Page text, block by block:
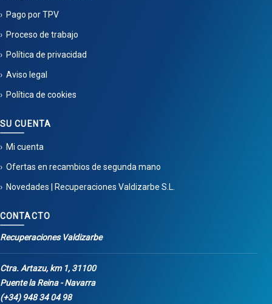
Pago por TPV
Proceso de trabajo
Política de privacidad
Aviso legal
Política de cookies
SU CUENTA
Mi cuenta
Ofertas en recambios de segunda mano
Novedades | Recuperaciones Valdizarbe S.L.
CONTACTO
Recuperaciones Valdizarbe
Ctra. Artazu, km 1, 31100
Puente la Reina - Navarra
(+34) 948 34 04 98